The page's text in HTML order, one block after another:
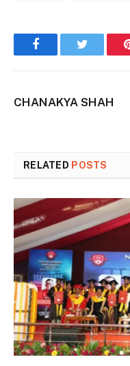
FacebookTwitter
CHANAKYA SHAH
RELATED POSTS